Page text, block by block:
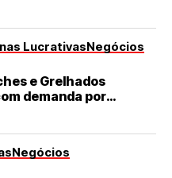
LucrativasNegócios
e Grelhados
demanda por
de qualidade
Negócios